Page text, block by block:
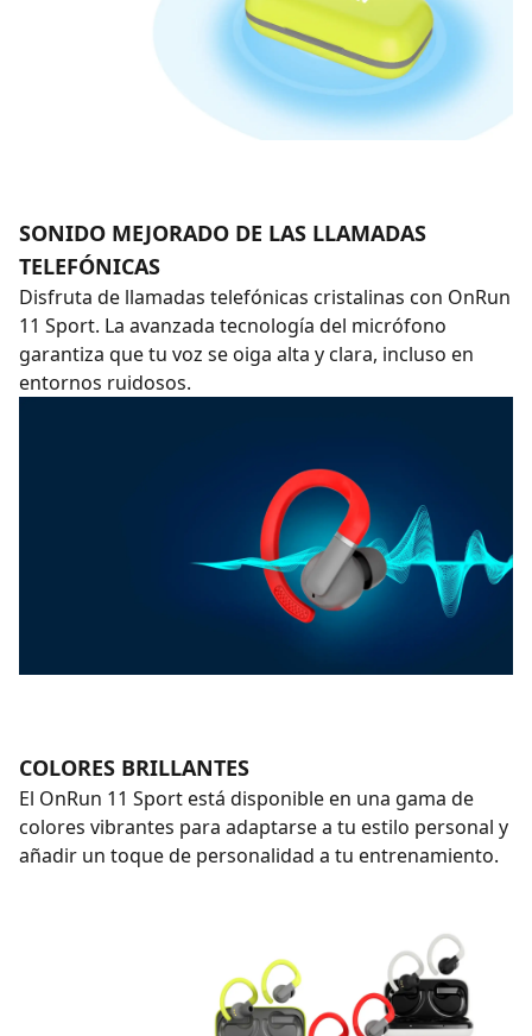
SONIDO MEJORADO DE LAS LLAMADAS
TELEFÓNICAS
Disfruta de llamadas telefónicas cristalinas con OnRun
11 Sport. La avanzada tecnología del micrófono
garantiza que tu voz se oiga alta y clara, incluso en
entornos ruidosos.
COLORES BRILLANTES
El OnRun 11 Sport está disponible en una gama de
colores vibrantes para adaptarse a tu estilo personal y
añadir un toque de personalidad a tu entrenamiento.